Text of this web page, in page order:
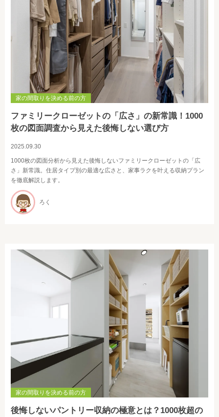
家の間取りを決める前の方
ファミリークローゼットの「広さ」の新常識！1000
枚の図面調査から見えた後悔しない選び方
2025.09.30
1000枚の図面分析から見えた後悔しないファミリークローゼットの「広
さ」新常識。住居タイプ別の最適な広さと、家事ラクを叶える収納プラン
を徹底解説します。
ろく
家の間取りを決める前の方
後悔しないパントリー収納の極意とは？1000枚超の